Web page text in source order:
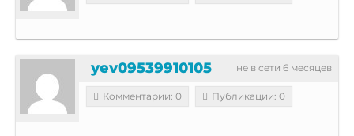
не в сети 6 месяцев
yev09539910105
Комментарии: 0 Публикации: 0